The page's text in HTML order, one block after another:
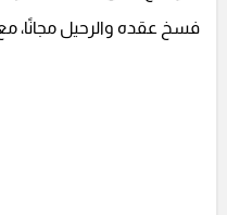
فسخ عقده والرحيل مجانًا،